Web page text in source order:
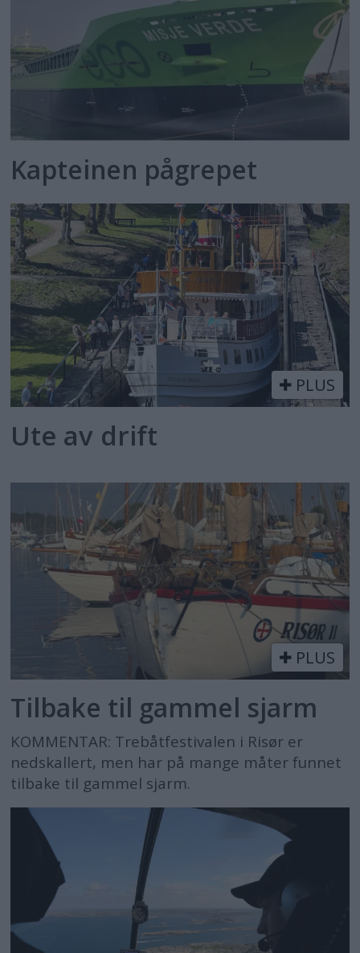
Kapteinen pågrepet
PLUS
Ute av drift
PLUS
Tilbake til gammel sjarm
KOMMENTAR: Trebåtfestivalen i Risør er
nedskallert, men har på mange måter funnet
tilbake til gammel sjarm.